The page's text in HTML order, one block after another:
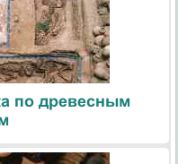
по древесным